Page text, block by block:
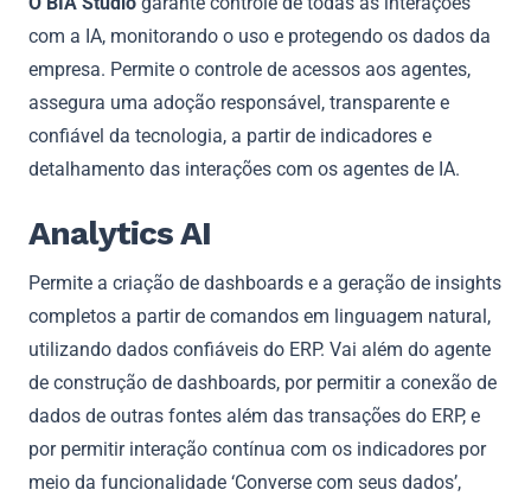
com a IA, monitorando o uso e protegendo os dados da
empresa. Permite o controle de acessos aos agentes,
assegura uma adoção responsável, transparente e
confiável da tecnologia, a partir de indicadores e
detalhamento das interações com os agentes de IA.
Analytics AI
Permite a criação de dashboards e a geração de insights
completos a partir de comandos em linguagem natural,
utilizando dados confiáveis do ERP. Vai além do agente
de construção de dashboards, por permitir a conexão de
dados de outras fontes além das transações do ERP, e
por permitir interação contínua com os indicadores por
meio da funcionalidade ‘Converse com seus dados’,